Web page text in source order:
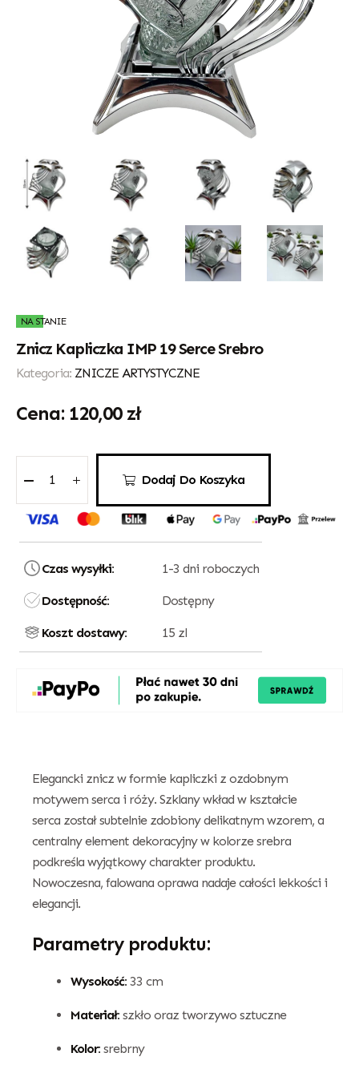
NA STANIE
Znicz Kapliczka IMP 19 Serce Srebro
Kategoria: ZNICZE ARTYSTYCZNE
120,00 zł
Dodaj Do Koszyka
Czas wysyłki: 1-3 dni roboczych
Dostępność: Dostępny
Koszt dostawy: 15 zl
Elegancki znicz w formie kapliczki z ozdobnym
motywem serca i róży. Szklany wkład w kształcie
serca został subtelnie zdobiony delikatnym wzorem, a
centralny element dekoracyjny w kolorze srebra
podkreśla wyjątkowy charakter produktu.
Nowoczesna, falowana oprawa nadaje całości lekkości i
elegancji.
Parametry produktu:
Wysokość: 33 cm
Materiał: szkło oraz tworzywo sztuczne
Kolor: srebrny